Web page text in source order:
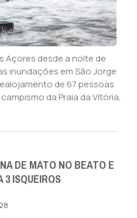
Açores desde a noite de
inundações em São Jorge
de 67 pessoas
da Praia da Vitória,
DE MATO NO BEATO E
ISQUEIROS